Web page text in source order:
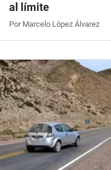
al límite
Por Marcelo López Álvarez